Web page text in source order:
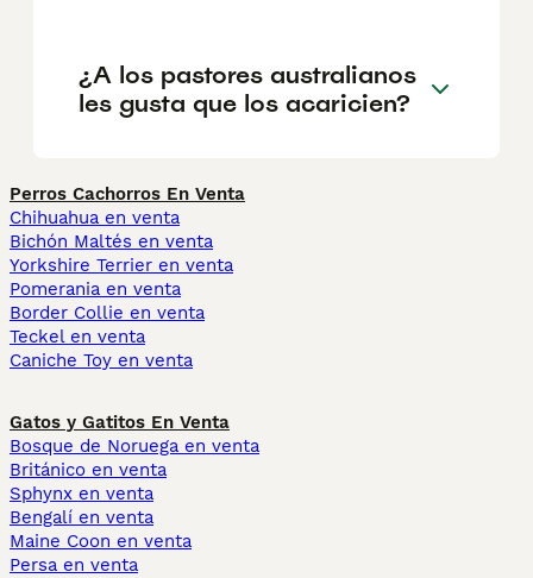
¿A los pastores australianos
les gusta que los acaricien?
Perros Cachorros En Venta
Chihuahua en venta
Bichón Maltés en venta
Yorkshire Terrier en venta
Pomerania en venta
Border Collie en venta
Teckel en venta
Caniche Toy en venta
Gatos y Gatitos En Venta
Bosque de Noruega en venta
Británico en venta
Sphynx en venta
Bengalí en venta
Maine Coon en venta
Persa en venta